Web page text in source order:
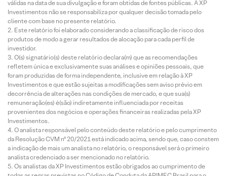
válidas na data de sua divulgação e foram obtidas de fontes públicas. A XP
Investimentos não se responsabiliza por qualquer decisão tomada pelo
cliente com base no presente relatório.
Este relatório foi elaborado considerando a classificação de risco dos
produtos de modo a gerar resultados de alocação para cada perfil de
investidor.
O(s) signatário(s) deste relatório declara(m) que as recomendações
refletem única e exclusivamente suas análises e opiniões pessoais, que
foram produzidas de forma independente, inclusive em relação à XP
Investimentos e que estão sujeitas a modificações sem aviso prévio em
decorrência de alterações nas condições de mercado, e que sua(s)
remuneração(es) é(são) indiretamente influenciada por receitas
provenientes dos negócios e operações financeiras realizadas pela XP
Investimentos.
O analista responsável pelo conteúdo deste relatório e pelo cumprimento
da Resolução CVM nº 20/2021 está indicado acima, sendo que, caso constem
a indicação de mais um analista no relatório, o responsável será o primeiro
analista credenciado a ser mencionado no relatório.
Os analistas da XP Investimentos estão obrigados ao cumprimento de